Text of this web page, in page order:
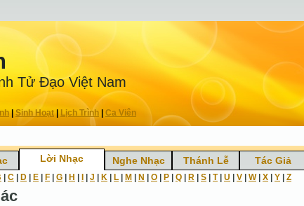
Tử Ðạo Việt Nam
|Sinh Hoạt| Lịch Trình Ca Viên
Lời Nhạc Nghe Nhạc Thánh Lễ Tác Giả
C D E F G H J K L M N O P Q R S T| U V W| X Y Z